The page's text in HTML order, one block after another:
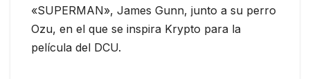
«SUPERMAN», James Gunn, junto a su perro
Ozu, en el que se inspira Krypto para la
película del DCU.